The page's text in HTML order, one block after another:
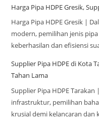
Harga Pipa HDPE Gresik,
Harga Pipa HDPE Gresik |
modern, pemilihan jenis
keberhasilan dan efisiensi
Supplier Pipa HDPE di Kota
Tahan Lama
Supplier Pipa HDPE
infrastruktur, pemilihan
krusial demi kelancaran